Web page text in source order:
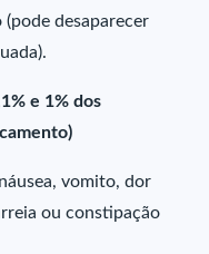
desaparecer
e 1% dos
vomito, dor
ou constipação